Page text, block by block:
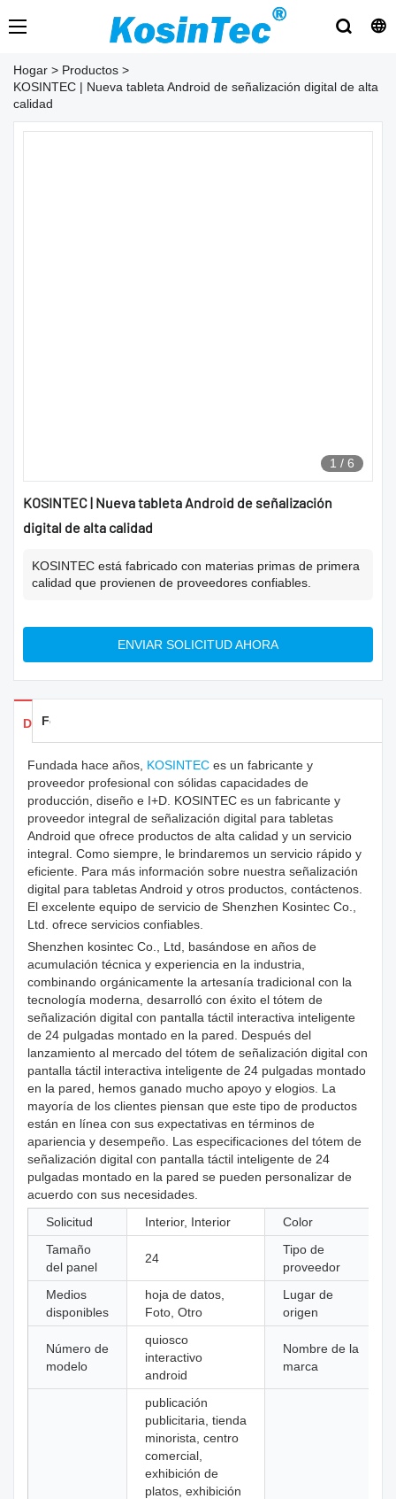
Hogar > Productos >
KOSINTEC | Nueva tableta Android de señalización digital de alta
calidad
1 / 6
KOSINTEC | Nueva tableta Android de señalización
digital de alta calidad
KOSINTEC está fabricado con materias primas de primera
calidad que provienen de proveedores confiables.
ENVIAR SOLICITUD AHORA
Detalles de los productos
Feedback
Fundada hace años, KOSINTEC es un fabricante y
proveedor profesional con sólidas capacidades de
producción, diseño e I+D. KOSINTEC es un fabricante y
proveedor integral de señalización digital para tabletas
Android que ofrece productos de alta calidad y un servicio
integral. Como siempre, le brindaremos un servicio rápido y
eficiente. Para más información sobre nuestra señalización
digital para tabletas Android y otros productos, contáctenos.
El excelente equipo de servicio de Shenzhen Kosintec Co.,
Ltd. ofrece servicios confiables.
Shenzhen kosintec Co., Ltd, basándose en años de
acumulación técnica y experiencia en la industria,
combinando orgánicamente la artesanía tradicional con la
tecnología moderna, desarrolló con éxito el tótem de
señalización digital con pantalla táctil interactiva inteligente
de 24 pulgadas montado en la pared. Después del
lanzamiento al mercado del tótem de señalización digital con
pantalla táctil interactiva inteligente de 24 pulgadas montado
en la pared, hemos ganado mucho apoyo y elogios. La
mayoría de los clientes piensan que este tipo de productos
están en línea con sus expectativas en términos de
apariencia y desempeño. Las especificaciones del tótem de
señalización digital con pantalla táctil inteligente de 24
pulgadas montado en la pared se pueden personalizar de
acuerdo con sus necesidades.
Solicitud
Interior, Interior
Color
Tamaño
del panel
24
Tipo de
proveedor
Medios
disponibles
hoja de datos,
Foto, Otro
Lugar de
origen
Número de
modelo
quiosco
interactivo
android
Nombre de la
marca
publicación
publicitaria, tienda
minorista, centro
comercial,
exhibición de
platos, exhibición